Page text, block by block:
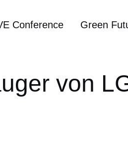
Conference Green
von